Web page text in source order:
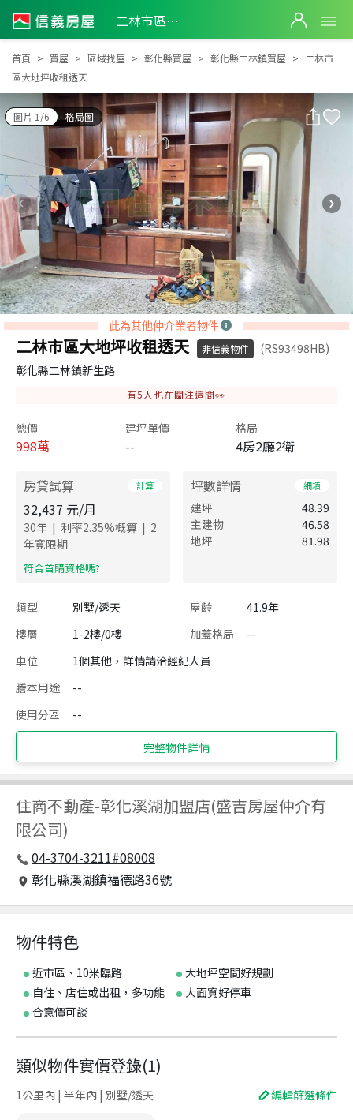
二林市區大地坪收租透天
二林市區大地坪收租透天
首頁 買屋 區域找屋 彰化縣買屋 彰化縣二林鎮買屋
二林市
區大地坪收租透天
圖片 1/6 格局圖
此為其他仲介業者物件
二林市區大地坪收租透天 非信義物件
(RS93498HB)
彰化縣二林鎮新生路
有5 人也在關注這間👀
總價
998萬
建坪單價
--
格局
4房2廳2衛
房貸試算 計算
32,437 元/月
30年 | 利率2.35%概算 | 2
年寬限期
​符合首購資格嗎?
坪數詳情 細項
建坪
48.39
主建物
46.58
地坪
81.98
類型 別墅/透天 屋齡
41.9年
樓層
1-2樓/0樓 加蓋格局
--
車位
1個其他，詳情請洽經紀人員
謄本用途
--
使用分區
--
完整物件詳情
住商不動產-彰化溪湖加盟店(盛吉房屋仲介有
限公司)
04-3704-3211#08008
彰化縣溪湖鎮福德路36號
物件特色
近市區、10米臨路
大地坪空間好規劃
自住、店住或出租，多功能
大面寬好停車
合意價可談
類似物件實價登錄(1)
1公里內 | 半年內 | 別墅/透天 編輯篩選條件